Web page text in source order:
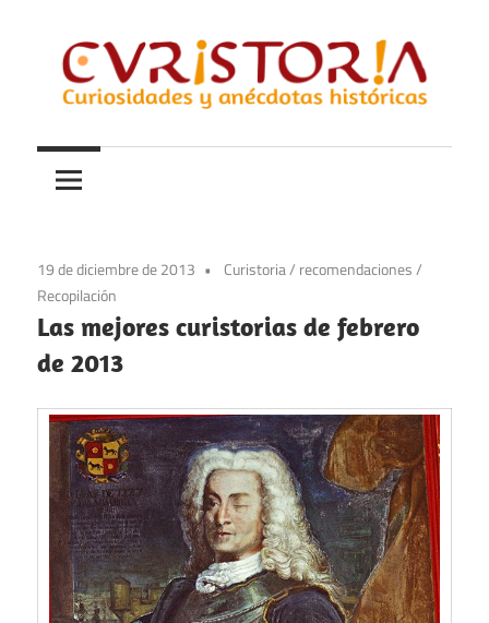
contenido
Curistoria
y
anécdotas
historia
19 de diciembre de 2013 Curistoria/ recomendaciones/
Recopilación
Las mejores curistorias de febrero
de 2013